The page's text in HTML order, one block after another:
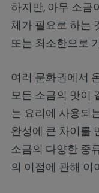
하지만, 아무 소금
체가 필요로 하는
또는 최소한으로
여러 문화권에서
모든 소금의 맛이
는 요리에 사용되
완성에 큰 차이를
소금의 다양한 종
의 이점에 관해 이